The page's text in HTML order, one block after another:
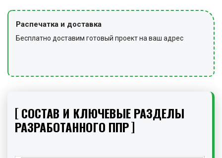
Распечатка и доставка
Бесплатно доставим готовый проект на ваш адрес
СОСТАВ И КЛЮЧЕВЫЕ РАЗДЕЛЫ
РАЗРАБОТАННОГО ППР